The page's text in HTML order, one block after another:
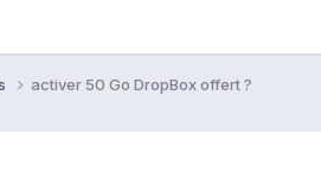
activer 50 Go DropBox offert ?